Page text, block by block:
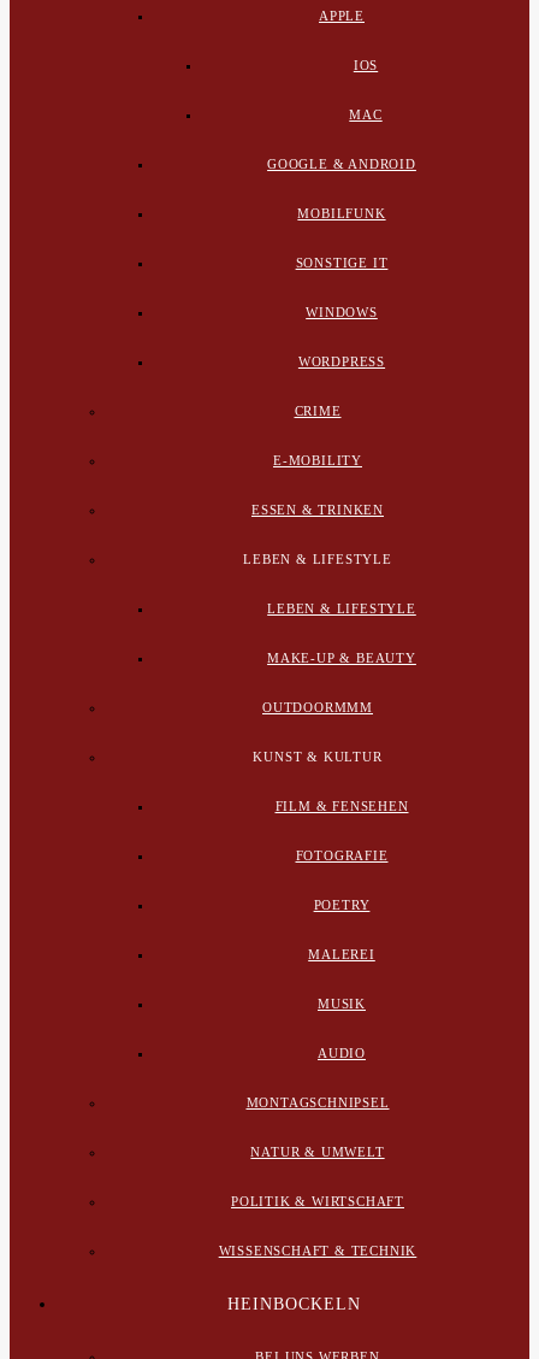
APPLE
IOS
MAC
GOOGLE & ANDROID
MOBILFUNK
SONSTIGE IT
WINDOWS
WORDPRESS
CRIME
E-MOBILITY
ESSEN & TRINKEN
LEBEN & LIFESTYLE
LEBEN & LIFESTYLE
MAKE-UP & BEAUTY
OUTDOORMMM
KUNST & KULTUR
FILM & FENSEHEN
FOTOGRAFIE
POETRY
MALEREI
MUSIK
AUDIO
MONTAGSCHNIPSEL
NATUR & UMWELT
POLITIK & WIRTSCHAFT
WISSENSCHAFT & TECHNIK
HEINBOCKELN